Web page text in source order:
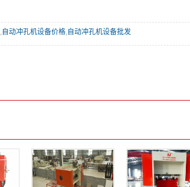
自动冲孔机设备价格 自动冲孔机设备批发